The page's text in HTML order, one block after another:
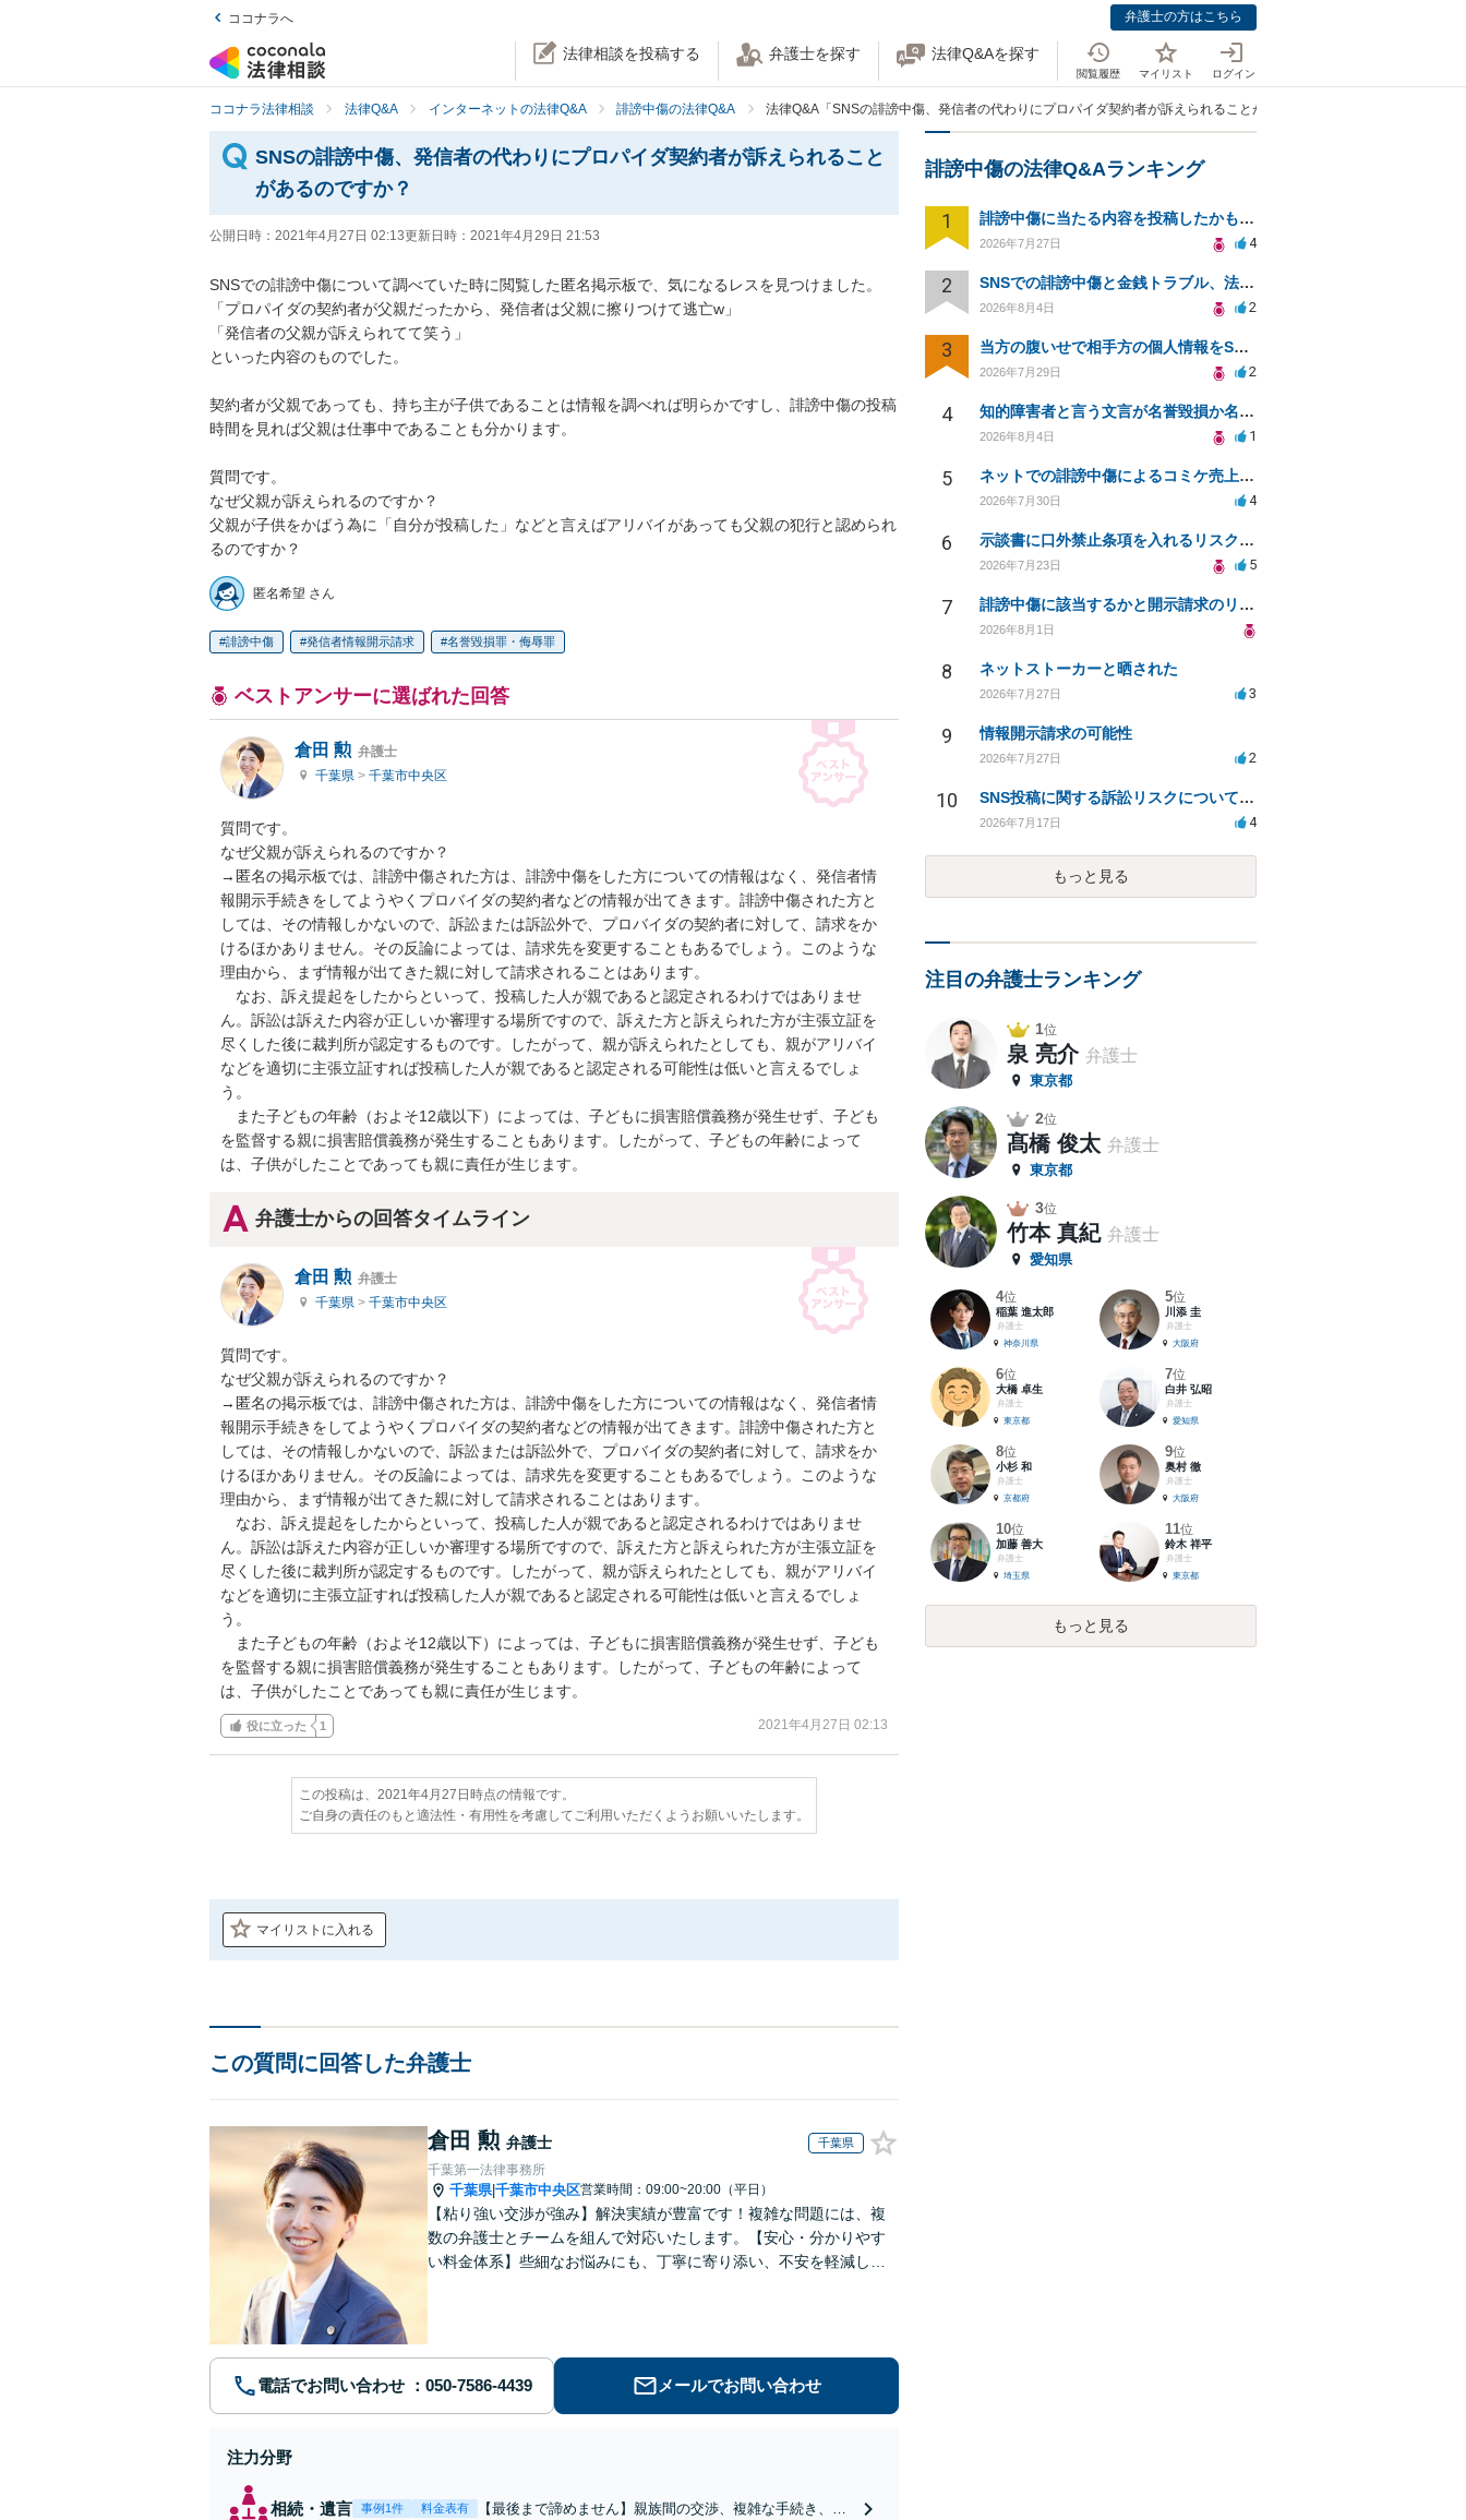
ココナラへ 弁護士の方はこちら
法律相談を投稿する 弁護士を探す 法律Q&Aを探す
閲覧履歴 マイリスト ログイン
ココナラ法律相談 法律Q&A インターネットの法律Q&A 誹謗中傷の法律Q&A 法律Q&A「SNSの誹謗中傷、発信者の代わりにプロパイダ契約者が訴えられることがあるのですか？」
SNSの誹謗中傷、発信者の代わりにプロパイダ契約者が訴えられること
があるのですか？
公開日時： 2021年4月27日 02:13更新日時： 2021年4月29日 21:53
SNSでの誹謗中傷について調べていた時に閲覧した匿名掲示板で、気になるレスを見つけました。
「プロパイダの契約者が父親だったから、発信者は父親に擦りつけて逃亡w」
「発信者の父親が訴えられてて笑う」
といった内容のものでした。
契約者が父親であっても、持ち主が子供であることは情報を調べれば明らかですし、誹謗中傷の投稿
時間を見れば父親は仕事中であることも分かります。
質問です。
なぜ父親が訴えられるのですか？
父親が子供をかばう為に「自分が投稿した」などと言えばアリバイがあっても父親の犯行と認められ
るのですか？
匿名希望 さん
誹謗中傷 発信者情報開示請求 名誉毀損罪・侮辱罪
ベストアンサーに選ばれた回答
倉田 勲 弁護士
千葉県 > 千葉市中央区
質問です。
なぜ父親が訴えられるのですか？
→匿名の掲示板では、誹謗中傷された方は、誹謗中傷をした方についての情報はなく、発信者情
報開示手続きをしてようやくプロバイダの契約者などの情報が出てきます。誹謗中傷された方と
しては、その情報しかないので、訴訟または訴訟外で、プロバイダの契約者に対して、請求をか
けるほかありません。その反論によっては、請求先を変更することもあるでしょう。このような
理由から、まず情報が出てきた親に対して請求されることはあります。
なお、訴え提起をしたからといって、投稿した人が親であると認定されるわけではありませ
ん。訴訟は訴えた内容が正しいか審理する場所ですので、訴えた方と訴えられた方が主張立証を
尽くした後に裁判所が認定するものです。したがって、親が訴えられたとしても、親がアリバイ
などを適切に主張立証すれば投稿した人が親であると認定される可能性は低いと言えるでしょ
う。
また子どもの年齢（およそ12歳以下）によっては、子どもに損害賠償義務が発生せず、子ども
を監督する親に損害賠償義務が発生することもあります。したがって、子どもの年齢によって
は、子供がしたことであっても親に責任が生じます。
弁護士からの回答タイムライン
倉田 勲 弁護士
千葉県 > 千葉市中央区
質問です。
なぜ父親が訴えられるのですか？
→匿名の掲示板では、誹謗中傷された方は、誹謗中傷をした方についての情報はなく、発信者情
報開示手続きをしてようやくプロバイダの契約者などの情報が出てきます。誹謗中傷された方と
しては、その情報しかないので、訴訟または訴訟外で、プロバイダの契約者に対して、請求をか
けるほかありません。その反論によっては、請求先を変更することもあるでしょう。このような
理由から、まず情報が出てきた親に対して請求されることはあります。
なお、訴え提起をしたからといって、投稿した人が親であると認定されるわけではありませ
ん。訴訟は訴えた内容が正しいか審理する場所ですので、訴えた方と訴えられた方が主張立証を
尽くした後に裁判所が認定するものです。したがって、親が訴えられたとしても、親がアリバイ
などを適切に主張立証すれば投稿した人が親であると認定される可能性は低いと言えるでしょ
う。
また子どもの年齢（およそ12歳以下）によっては、子どもに損害賠償義務が発生せず、子ども
を監督する親に損害賠償義務が発生することもあります。したがって、子どもの年齢によって
は、子供がしたことであっても親に責任が生じます。
役に立った 1 2021年4月27日 02:13
この投稿は、2021年4月27日時点の情報です。
ご自身の責任のもと適法性・有用性を考慮してご利用いただくようお願いいたします。
マイリストに入れる
この質問に回答した弁護士
倉田 勲 弁護士 千葉県
千葉第一法律事務所
千葉県|千葉市中央区営業時間：09:00~20:00（平日）
【粘り強い交渉が強み】解決実績が豊富です！複雑な問題には、複
数の弁護士とチームを組んで対応いたします。【安心・分かりやす
い料金体系】些細なお悩みにも、丁寧に寄り添い、不安を軽減しま
電話でお問い合わせ メールでお問い合わせ
注力分野
相続・遺言 事例1件 料金表有
【最後まで諦めません】親族間の交渉、複雑な手続き、全
誹謗中傷の法律Q&Aランキング
1 誹謗中傷に当たる内容を投稿したかもしれない。開示請求や民事刑事裁判に発展しうるのか教えて欲しい。
2026年7月27日 4
2 SNSでの誹謗中傷と金銭トラブル、法的対応の相談
2026年8月4日 2
3 当方の腹いせで相手方の個人情報をSNSで晒してしまい名誉毀損させてしまったかもしれない
2026年7月29日 2
4 知的障害者と言う文言が名誉毀損か名誉感情の侵害になるか教えてほしい。
2026年8月4日 1
5 ネットでの誹謗中傷によるコミケ売上減少、損害賠償は可能か？
2026年7月30日 4
6 示談書に口外禁止条項を入れるリスクはありますか？
2026年7月23日 5
7 誹謗中傷に該当するかと開示請求のリスクを知りたい
2026年8月1日
8 ネットストーカーと晒された
2026年7月27日 3
9 情報開示請求の可能性
2026年7月27日 2
10 SNS投稿に関する訴訟リスクについての相談
2026年7月17日 4
もっと見る
注目の弁護士ランキング
1位
泉 亮介 弁護士
東京都
2位
髙橋 俊太 弁護士
東京都
3位
竹本 真紀 弁護士
愛知県
4位
稲葉 進太郎
弁護士
神奈川県
5位
川添 圭
弁護士
大阪府
6位
大橋 卓生
弁護士
東京都
7位
白井 弘昭
弁護士
愛知県
8位
小杉 和
弁護士
京都府
9位
奥村 徹
弁護士
大阪府
10位
加藤 善大
弁護士
埼玉県
11位
鈴木 祥平
弁護士
東京都
もっと見る